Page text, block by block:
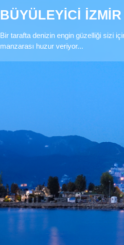
BÜYÜLEYİCİ
Bir tarafta denizin engin güzelliği sizi
manzarası huzur veriyor...